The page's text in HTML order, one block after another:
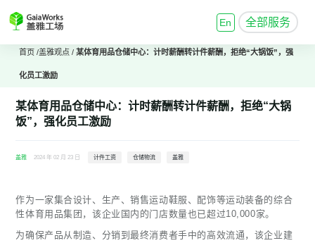
En 全部服务
首页 /盖雅观点 /某体育用品仓储中心：计时薪酬转计件薪酬，拒绝“大锅饭”，强
化员工激励
某体育用品仓储中心：计时薪酬转计件薪酬，拒绝“大锅
饭”，强化员工激励
盖雅 2024 年 02 月 23 日 计件工资 仓储物流 盖雅
作为一家集合设计、生产、销售运动鞋服、配饰等运动装备的综合
性体育用品集团，该企业国内的门店数量也已超过10,000家。
为确保产品从制造、分销到最终消费者手中的高效流通，该企业建